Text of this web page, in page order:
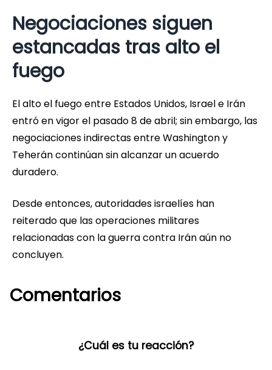
Negociaciones siguen
estancadas tras alto el
fuego
El alto el fuego entre Estados Unidos, Israel e Irán
entró en vigor el pasado 8 de abril; sin embargo, las
negociaciones indirectas entre Washington y
Teherán continúan sin alcanzar un acuerdo
duradero.
Desde entonces, autoridades israelíes han
reiterado que las operaciones militares
relacionadas con la guerra contra Irán aún no
concluyen.
Comentarios